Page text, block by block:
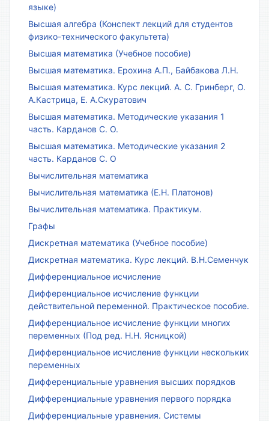
языке)
Высшая алгебра (Конспект лекций для студентов
физико-технического факультета)
Высшая математика (Учебное пособие)
Высшая математика. Ерохина А.П., Байбакова Л.Н.
Высшая математика. Курс лекций. А. С. Гринберг, О.
А.Кастрица, Е. А.Скуратович
Высшая математика. Методические указания 1
часть. Карданов С. О.
Высшая математика. Методические указания 2
часть. Карданов С. О
Вычислительная математика
Вычислительная математика (Е.Н. Платонов)
Вычислительная математика. Практикум.
Графы
Дискретная математика (Учебное пособие)
Дискретная математика. Курс лекций. В.Н.Семенчук
Дифференциальное исчисление
Дифференциальное исчисление функции
действительной переменной. Практическое пособие.
Дифференциальное исчисление функции многих
переменных (Под ред. Н.Н. Ясницкой)
Дифференциальное исчисление функции нескольких
переменных
Дифференциальные уравнения высших порядков
Дифференциальные уравнения первого порядка
Дифференциальные уравнения. Системы